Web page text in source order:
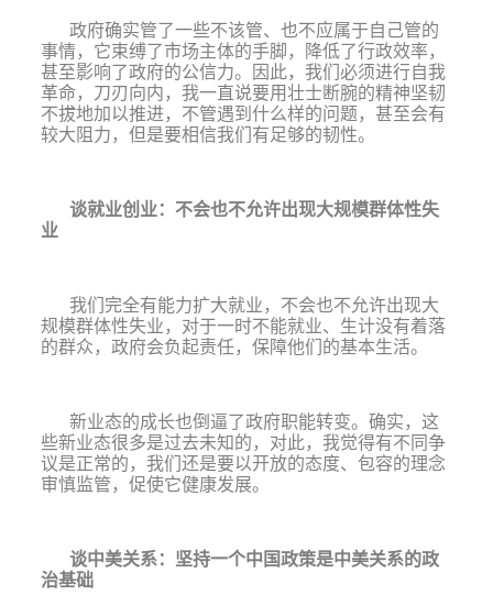
政府确实管了一些不该管、也不应属于自己管的
事情，它束缚了市场主体的手脚，降低了行政效率，
甚至影响了政府的公信力。因此， 我们必须进行自我
革命，刀刃向内 ，我一直说要用壮士断腕的精神坚韧
不拔地加以推进，不管遇到什么样的问题，甚至会有
较大阻力，但是要相信我们有足够的韧性。
谈就业创业：不会也不允许出现大规模群体性失
业
我们 完全有能力扩大就业，不会也不允许出现大
规模群体性失业 ，对于一时不能就业、生计没有着落
的群众，政府会负起责任，保障他们的基本生活。
新业态的成长也倒逼了政府职能转变。确实，这
些新业态很多是过去未知的，对此，我觉得有不同争
议是正常的，我们还是要以开放的态度、包容的理念
审慎监管，促使它健康发展。
谈中美关系：坚持一个中国政策是中美关系的政
治基础